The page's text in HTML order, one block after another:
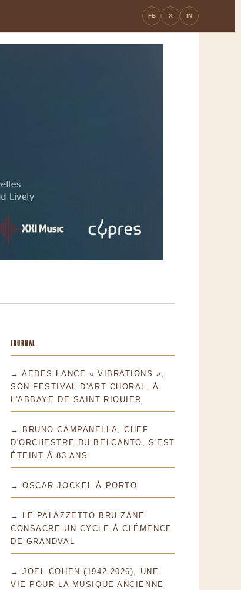
FB X IN
JOURNAL
→ AEDES LANCE « VIBRATIONS »,
SON FESTIVAL D'ART CHORAL, À
L'ABBAYE DE SAINT-RIQUIER
→ BRUNO CAMPANELLA, CHEF
D'ORCHESTRE DU BELCANTO, S'EST
ÉTEINT À 83 ANS
→ OSCAR JOCKEL À PORTO
→ LE PALAZZETTO BRU ZANE
CONSACRE UN CYCLE À CLÉMENCE
DE GRANDVAL
→ JOEL COHEN (1942-2026), UNE
VIE POUR LA MUSIQUE ANCIENNE